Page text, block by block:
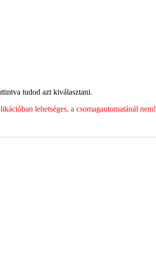
tudod azt kiválasztani.
lehetséges, a csomagautomatánál nem!